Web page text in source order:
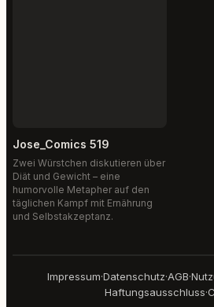
Jose_Comics 519
Zwei Würstchen diskutieren über
Diät und Gewicht – eine
humorvolle Metapher auf den
täglichen Kampf mit Ernährung
und Selbstakzeptanz.
Impressum·Datenschutz·AGB·
Haftungsausschluss·